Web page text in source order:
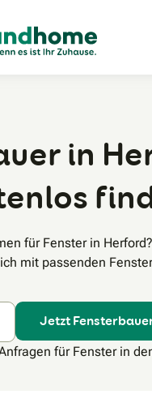
in
für Fenster in
mit passenden
Jetzt
für Fenster in